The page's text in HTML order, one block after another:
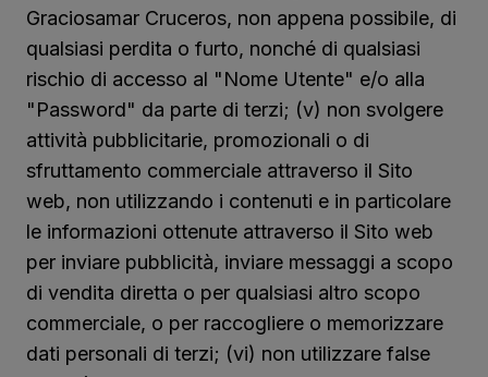
Graciosamar Cruceros, non appena possibile, di
qualsiasi perdita o furto, nonché di qualsiasi
rischio di accesso al "Nome Utente" e/o alla
"Password" da parte di terzi; (v) non svolgere
attività pubblicitarie, promozionali o di
sfruttamento commerciale attraverso il Sito
web, non utilizzando i contenuti e in particolare
le informazioni ottenute attraverso il Sito web
per inviare pubblicità, inviare messaggi a scopo
di vendita diretta o per qualsiasi altro scopo
commerciale, o per raccogliere o memorizzare
dati personali di terzi; (vi) non utilizzare false